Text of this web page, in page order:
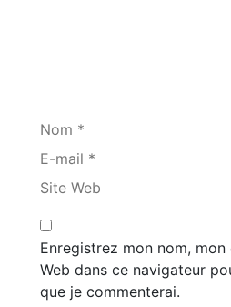
Nom *
E-mail *
Site Web
Enregistrez mon nom,
Web dans ce navigateur
que je commenterai.